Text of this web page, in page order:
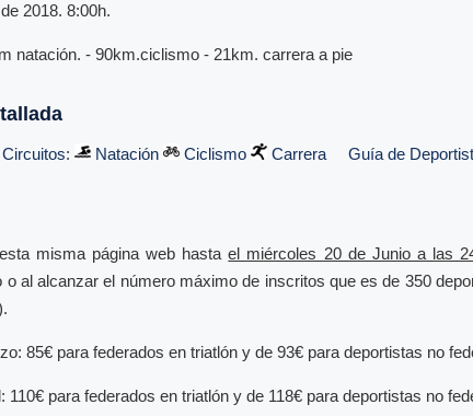
2018. 8:00h.
natación. - 90km.ciclismo - 21km. carrera a pie
Circuitos: Natación Ciclismo Carrera Guía de
misma página web hastael miércoles 20 de Junio a las
o al alcanzar el número máximo de inscritos que es de 350
85€ para federados en triatlón y de 93€ para deportistas no
110€ para federados en triatlón y de 118€ para deportistas no